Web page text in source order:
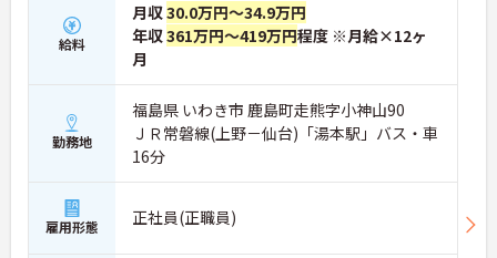
給料
月収30.0万円～34.9万円
年収361万円～419万円程度 ※月給×12ヶ
月
勤務地
福島県 いわき市 鹿島町走熊字小神山90
ＪＲ常磐線(上野－仙台)「湯本駅」バス・車
16分
雇用形態 正社員(正職員)